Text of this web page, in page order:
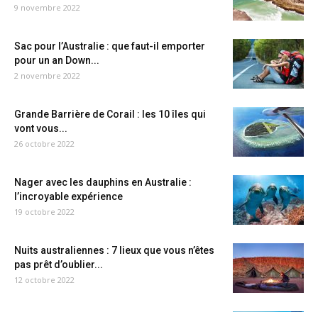
9 novembre 2022
Sac pour l’Australie : que faut-il emporter
pour un an Down...
2 novembre 2022
Grande Barrière de Corail : les 10 îles qui
vont vous...
26 octobre 2022
Nager avec les dauphins en Australie :
l’incroyable expérience
19 octobre 2022
Nuits australiennes : 7 lieux que vous n’êtes
pas prêt d’oublier...
12 octobre 2022